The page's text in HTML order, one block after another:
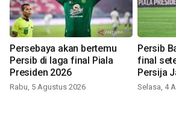
Persebaya akan bertemu
Persib di laga final Piala
Presiden 2026
Rabu, 5 Agustus 2026
Persib
final
Persija
Selasa, 4